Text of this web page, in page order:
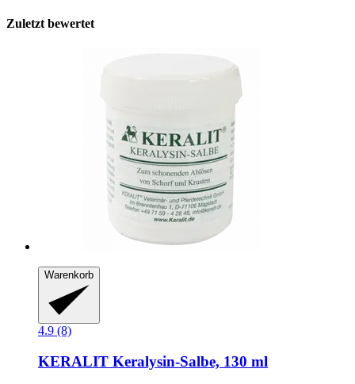
Zuletzt bewertet
Warenkorb
4.9 (8)
KERALIT Keralysin-​Salbe, 130 ml